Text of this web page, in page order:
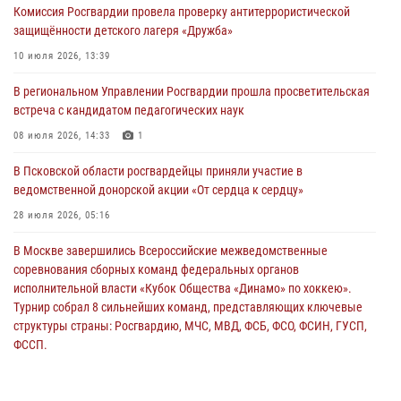
безопасности во время празднования Дня ВДВ
улицу Труда
31 июля 2026, 13:53
Всероссийского конкурса профессионального мастерства среди
сотрудников вневедомственной охраны Росгвардии, Псковские
Росгвардейцы одержали победу
Комиссия Росгвардии провела проверку антитеррористической
защищённости детского лагеря «Дружба»
10 июля 2026, 13:39
В региональном Управлении Росгвардии прошла просветительская
встреча с кандидатом педагогических наук
08 июля 2026, 14:33 1
В Псковской области росгвардейцы приняли участие в
ведомственной донорской акции «От сердца к сердцу»
28 июля 2026, 05:16
В Москве завершились Всероссийские межведомственные
соревнования сборных команд федеральных органов
исполнительной власти «Кубок Общества «Динамо» по хоккею».
Турнир собрал 8 сильнейших команд, представляющих ключевые
структуры страны: Росгвардию, МЧС, МВД, ФСБ, ФСО, ФСИН, ГУСП,
ФССП.